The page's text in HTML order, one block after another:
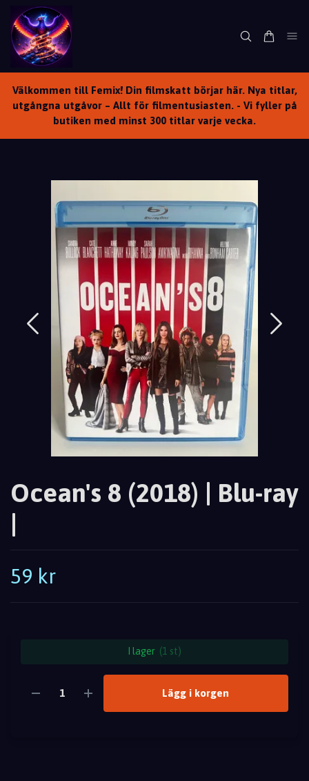
Välkommen till Femix! Din filmskatt börjar här. Nya titlar,
utgångna utgåvor – Allt för filmentusiasten. - Vi fyller på
butiken med minst 300 titlar varje vecka.
Ocean's 8 (2018) | Blu-ray
|
59 kr
I lager (1 st)
Lägg i korgen